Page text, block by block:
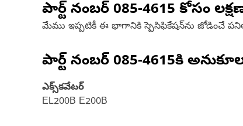
పార్ట్ నంబర్ 085-4615 కోసం
మేము ఇప్పటికీ ఈ భాగానికి స్పెసిఫికేషన్‌ను జోడించే
పార్ట్ నంబర్ 085-4615కి
ఎక్స్‌కవేటర్
EL200B E200B